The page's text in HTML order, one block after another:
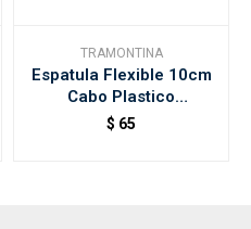
TRAMONTINA
Espatula Flexible 10cm
Cabo Plastico
Tramontina
$ 65